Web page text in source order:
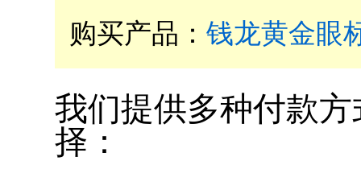
购买产品： 钱龙黄金眼
我们提供多种付款
择：